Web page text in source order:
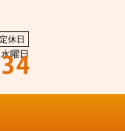
定休日
水曜日